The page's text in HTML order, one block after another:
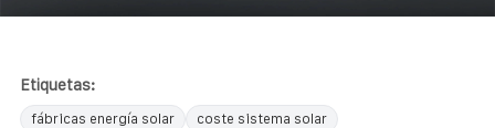
Etiquetas:
fábricas energía solar
coste sistema solar